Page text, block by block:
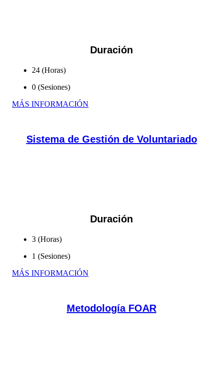
Duración
24 (Horas)
0 (Sesiones)
MÁS INFORMACIÓN
Sistema de Gestión de Voluntariado
Duración
3 (Horas)
1 (Sesiones)
MÁS INFORMACIÓN
Metodología FOAR